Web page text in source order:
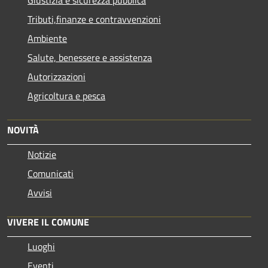
Tributi,finanze e contravvenzioni
Ambiente
Salute, benessere e assistenza
Autorizzazioni
Agricoltura e pesca
NOVITÀ
Notizie
Comunicati
Avvisi
VIVERE IL COMUNE
Luoghi